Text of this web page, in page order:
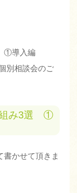
①導入編
別相談会のご
組み3選 ①
かせて頂きま